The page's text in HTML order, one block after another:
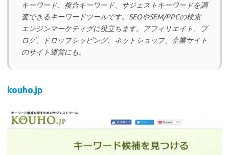
キーワード、複合キーワード、サジェストキーワードを調
査できるキーワードツールです。SEOやSEM/PPCの検索
エンジンマーケティグに役立ちます。アフィリエイト、ブ
ログ、ドロップシッピング、ネットショップ、企業サイト
のサイト運営にも。
kouho.jp